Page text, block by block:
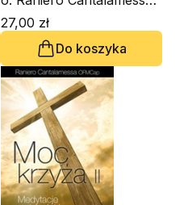
OFM Cap.
27,00 zł
Do koszyka